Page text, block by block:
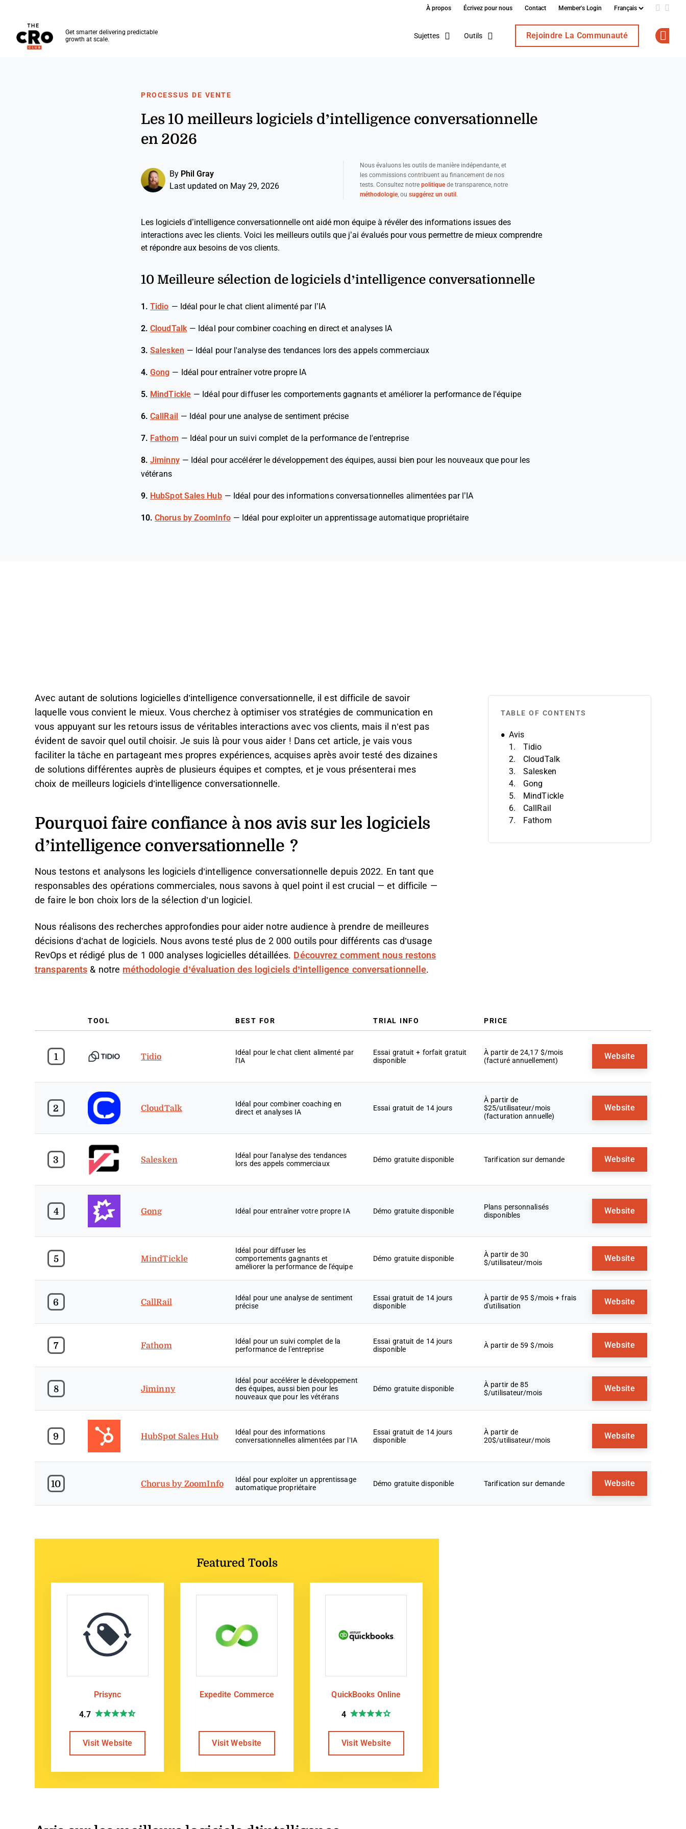
À propos Écrivez pour nous Contact Member's Login Add us
Get smarter delivering predictable
growth at scale.
Sujettes Outils Rejoindre La Communauté
PROCESSUS DE VENTE
Les 10 meilleurs logiciels d’intelligence conversationnelle
en 2026
By Phil Gray
Last updated on May 29, 2026
Nous évaluons les outils de manière indépendante, et
les commissions contribuent au financement de nos
tests. Consultez notre politiquede transparence, notre
méthodologie, ou suggérez un outil .
Les logiciels d’intelligence conversationnelle ont aidé mon équipe à révéler des informations issues des
interactions avec les clients. Voici les meilleurs outils que j’ai évalués pour vous permettre de mieux comprendre
et répondre aux besoins de vos clients.
10 Meilleure sélection de logiciels d’intelligence conversationnelle
1. Tidio — Idéal pour le chat client alimenté par l’IA
2. CloudTalk — Idéal pour combiner coaching en direct et analyses IA
3. Salesken — Idéal pour l'analyse des tendances lors des appels commerciaux
4. Gong — Idéal pour entraîner votre propre IA
5. MindTickle — Idéal pour diffuser les comportements gagnants et améliorer la performance de l'équipe
6. CallRail — Idéal pour une analyse de sentiment précise
7. Fathom — Idéal pour un suivi complet de la performance de l'entreprise
8. Jiminny — Idéal pour accélérer le développement des équipes, aussi bien pour les nouveaux que pour les
vétérans
9. HubSpot Sales Hub — Idéal pour des informations conversationnelles alimentées par l’IA
10. Chorus by ZoomInfo — Idéal pour exploiter un apprentissage automatique propriétaire
Avec autant de solutions logicielles d’intelligence conversationnelle, il est difficile de savoir
laquelle vous convient le mieux. Vous cherchez à optimiser vos stratégies de communication en
vous appuyant sur les retours issus de véritables interactions avec vos clients, mais il n’est pas
évident de savoir quel outil choisir. Je suis là pour vous aider ! Dans cet article, je vais vous
faciliter la tâche en partageant mes propres expériences, acquises après avoir testé des dizaines
de solutions différentes auprès de plusieurs équipes et comptes, et je vous présenterai mes
choix de meilleurs logiciels d’intelligence conversationnelle.
Pourquoi faire confiance à nos avis sur les logiciels
d’intelligence conversationnelle ?
Nous testons et analysons les logiciels d’intelligence conversationnelle depuis 2022. En tant que
responsables des opérations commerciales, nous savons à quel point il est crucial — et difficile —
de faire le bon choix lors de la sélection d’un logiciel.
Nous réalisons des recherches approfondies pour aider notre audience à prendre de meilleures
décisions d’achat de logiciels. Nous avons testé plus de 2 000 outils pour différents cas d’usage
RevOps et rédigé plus de 1 000 analyses logicielles détaillées. Découvrez comment nous restons
transparents & notre méthodologie d’évaluation des logiciels d’intelligence conversationnelle.
TOOL BEST FOR TRIAL INFO PRICE
1 Tidio
Idéal pour le chat client alimenté par
l’IA
Essai gratuit + forfait gratuit
disponible
À partir de 24,17 $/mois
(facturé annuellement)
Website
2 CloudTalk
Idéal pour combiner coaching en
direct et analyses IA
Essai gratuit de 14 jours
À partir de
$25/utilisateur/mois
(facturation annuelle)
Website
3 Salesken
Idéal pour l'analyse des tendances
lors des appels commerciaux
Démo gratuite disponible Tarification sur demande Website
4 Gong Idéal pour entraîner votre propre IA Démo gratuite disponible
Plans personnalisés
disponibles
Website
5 MindTickle
Idéal pour diffuser les
comportements gagnants et
améliorer la performance de l'équipe
Démo gratuite disponible
À partir de 30
$/utilisateur/mois
Website
6 CallRail
Idéal pour une analyse de sentiment
précise
Essai gratuit de 14 jours
disponible
À partir de 95 $/mois + frais
d'utilisation
Website
7 Fathom
Idéal pour un suivi complet de la
performance de l'entreprise
Essai gratuit de 14 jours
disponible
À partir de 59 $/mois Website
8 Jiminny
Idéal pour accélérer le développement
des équipes, aussi bien pour les
nouveaux que pour les vétérans
Démo gratuite disponible
À partir de 85
$/utilisateur/mois
Website
9 HubSpot Sales Hub
Idéal pour des informations
conversationnelles alimentées par l’IA
Essai gratuit de 14 jours
disponible
À partir de
20$/utilisateur/mois
Website
10 Chorus by ZoomInfo
Idéal pour exploiter un apprentissage
automatique propriétaire
Démo gratuite disponible Tarification sur demande Website
Featured Tools
Prisync
4.7
Visit Website
Expedite Commerce
Visit Website
QuickBooks Online
4
Visit Website
TABLE OF CONTENTS
Avis
Tidio
CloudTalk
Salesken
Gong
MindTickle
CallRail
Fathom
HubSpot Sales Hub